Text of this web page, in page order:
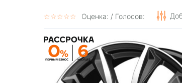
☆☆☆☆☆
★★★★★ Оценка: / Голосов: